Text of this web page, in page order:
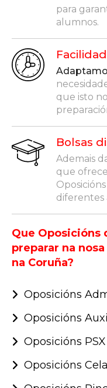
para
alumnos.
que isto
Bolsas
Ademais
que
diferentes
Que Oposicións
preparar na
na Coruña?
Oposicións
Oposicións
Oposicións PSX
Oposicións